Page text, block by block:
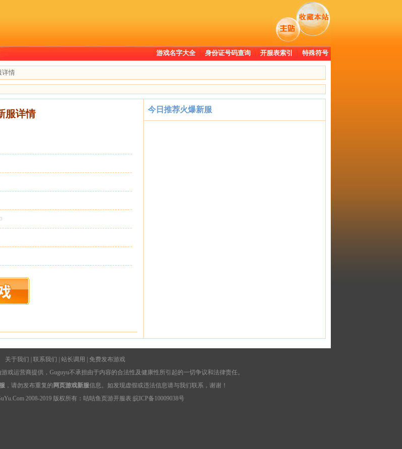
游戏名字大全 | 身份证号码查询 | 开服表索引 | 特殊符号
详情
服详情 今日推荐火爆新服
关于我们 联系我们 站长调用
免费发布游戏
戏运营商提供，Guguyu不承担由于内容的合法性及健康性所引起的一切争议和法律责任。
，请勿发布重复的 网页游戏新服信息。如发现虚假或违法信息请与我们联系，谢谢！
2008-2019 版权所有：咕咕鱼页游开服表 皖ICP备10009038号